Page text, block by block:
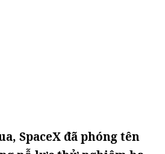
SpaceX đã phóng tên